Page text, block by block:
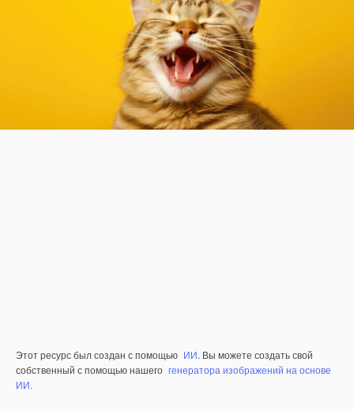
Этот ресурс был создан с помощью ИИ. Вы можете создать свой
собственный с помощью нашего генератора изображений на основе
ИИ.